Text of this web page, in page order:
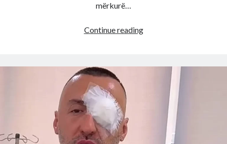
mërkurë…
Continue readingPaska
rëndë!
denoncon
ketyre